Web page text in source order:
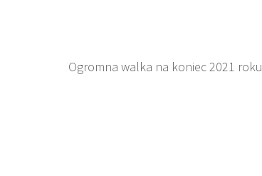
Ogromna walka na koniec 2021 roku